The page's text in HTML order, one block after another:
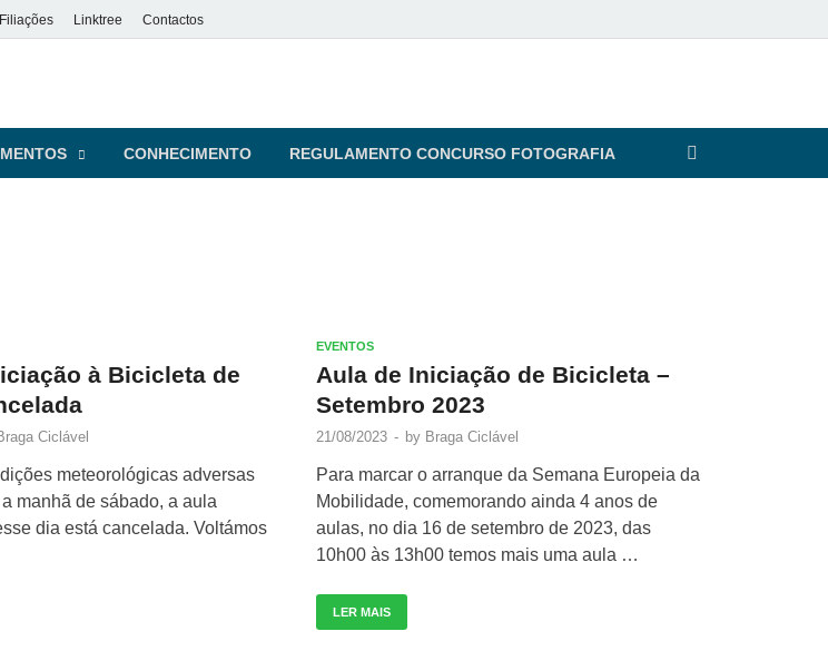
Filiações Linktree Contactos
CONHECIMENTO REGULAMENTO CONCURSO FOTOGRAFIA
à Bicicleta de
Ciclável
meteorológicas adversas
manhã de sábado, a aula
dia está cancelada. Voltámos
EVENTOS
Aula de Iniciação de Bicicleta –
Setembro 2023
21/08/2023 - by Braga Ciclável
Para marcar o arranque da Semana Europeia da
Mobilidade, comemorando ainda 4 anos de
aulas, no dia 16 de setembro de 2023, das
10h00 às 13h00 temos mais uma aula …
LER MAIS